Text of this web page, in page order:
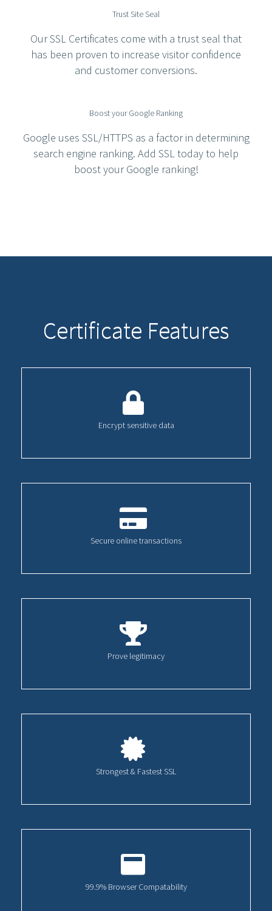
Trust Site Seal
Our SSL Certificates come with a trust seal that
has been proven to increase visitor confidence
and customer conversions.
Boost your Google Ranking
Google uses SSL/HTTPS as a factor in determining
search engine ranking. Add SSL today to help
boost your Google ranking!
Certificate Features
Encrypt sensitive data
Secure online transactions
Prove legitimacy
Strongest & Fastest SSL
99.9% Browser Compatability